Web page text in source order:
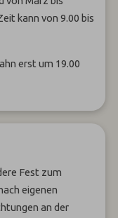
kann von 9.00 bis
erst um 19.00
Fest zum
eigenen
an der